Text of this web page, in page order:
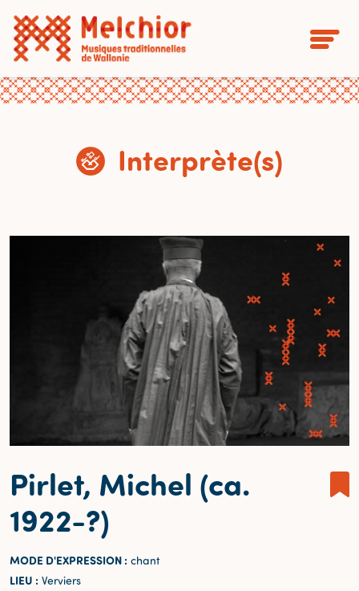
Interprète(s)
Pirlet, Michel (ca.
1922-?)
MODE D'EXPRESSION : chant
LIEU : Verviers